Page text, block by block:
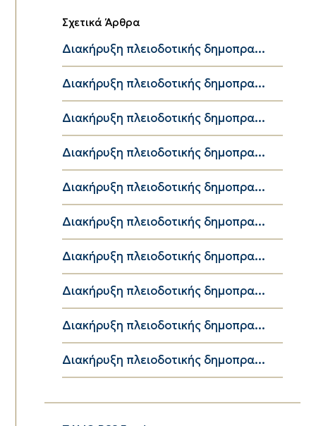
Σχετικά Άρθρα
Διακήρυξη πλειοδοτικής δημοπρα...
Διακήρυξη πλειοδοτικής δημοπρα...
Διακήρυξη πλειοδοτικής δημοπρα...
Διακήρυξη πλειοδοτικής δημοπρα...
Διακήρυξη πλειοδοτικής δημοπρα...
Διακήρυξη πλειοδοτικής δημοπρα...
Διακήρυξη πλειοδοτικής δημοπρα...
Διακήρυξη πλειοδοτικής δημοπρα...
Διακήρυξη πλειοδοτικής δημοπρα...
Διακήρυξη πλειοδοτικής δημοπρα...